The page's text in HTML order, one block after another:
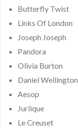
Butterfly Twist
Links Of London
Joseph Joseph
Pandora
Olivia Burton
Daniel Wellington
Aesop
Jurlique
Le Creuset